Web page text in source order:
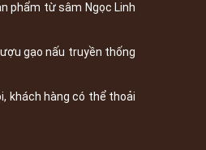
phẩm từ sâm Ngọc Linh
gạo nấu truyền thống
khách hàng có thể thoải